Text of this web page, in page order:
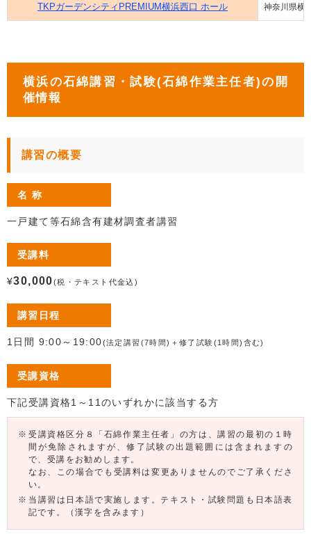
TKPガーデンシティPREMIUM横浜西口 ホール 神奈川県横
横浜の石綿講習・試験(石綿作業主任者)の開
催情報
講習の概要
名 称
一戸建て等石綿含有建材調査者講習
受講料
¥30,000(税・テキスト代金込)
講習日程
1日間 9:00～19:00(法定講習(7時間)＋修了試験(1時間)含む)
受講資格
下記受講資格1～11のいずれかに該当する方
受講資格区分８「石綿作業主任者」の方は、講習の最初の１時
間が免除されますが、修了試験の出題範囲には含まれますの
で、受講をお勧めします。
なお、この場合でも受講料は変更ありませんのでご了承くださ
い。
当講習は日本語で実施します。テキスト・試験問題も日本語表
記です。（漢字を含みます）